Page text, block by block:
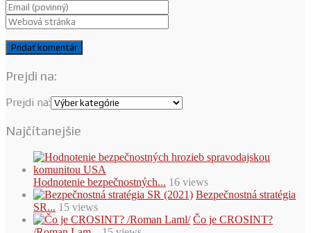
Prejdi na:
Prejdi na:
Najčítanejšie
Hodnotenie bezpečnostných... 16 views
Bezpečnostná stratégia
SR... 15 views
Čo je CROSINT?